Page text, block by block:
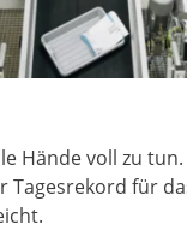
Hände voll zu
für